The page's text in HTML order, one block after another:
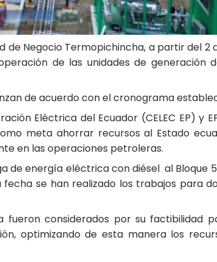
de Negocio Termopichincha, a partir del 2
de las unidades de generación
de acuerdo con el cronograma
Eléctrica del Ecuador (CELEC EP) y
meta ahorrar recursos al Estado
en las operaciones petroleras.
de energía eléctrica con diésel al Bloque
se han realizado los trabajos para
fueron considerados por su factibilidad
optimizando de esta manera los